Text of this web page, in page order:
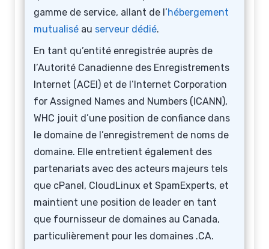
gamme de service, allant de l’hébergement
mutualisé au serveur dédié.
En tant qu’entité enregistrée auprès de
l’Autorité Canadienne des Enregistrements
Internet (ACEI) et de l’Internet Corporation
for Assigned Names and Numbers (ICANN),
WHC jouit d’une position de confiance dans
le domaine de l’enregistrement de noms de
domaine. Elle entretient également des
partenariats avec des acteurs majeurs tels
que cPanel, CloudLinux et SpamExperts, et
maintient une position de leader en tant
que fournisseur de domaines au Canada,
particulièrement pour les domaines .CA.